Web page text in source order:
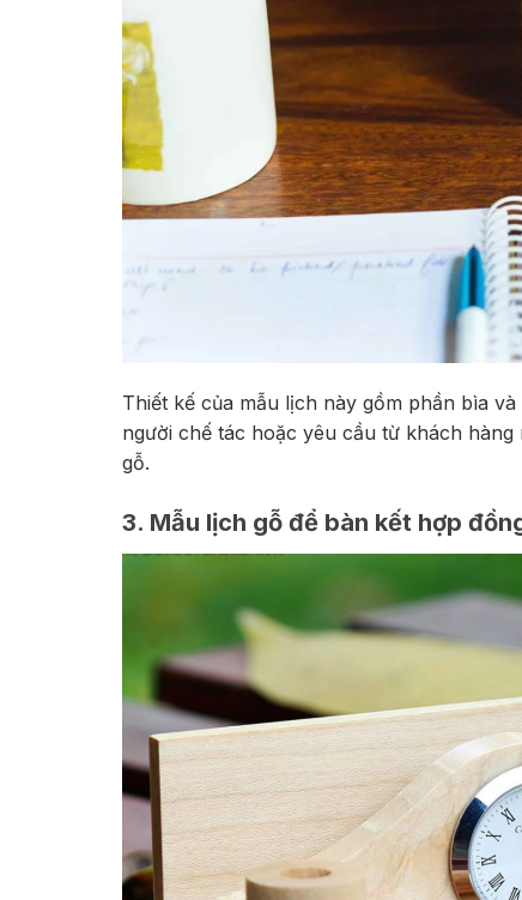
Thiết kế của mẫu lịch này gồm phần bìa
người chế tác hoặc yêu cầu từ khách
gỗ.
3. Mẫu lịch gỗ để bàn kết hợp